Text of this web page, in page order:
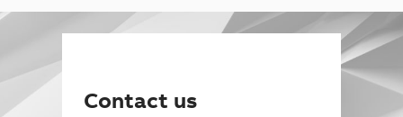
Contact us